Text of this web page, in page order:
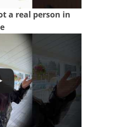
a real person in